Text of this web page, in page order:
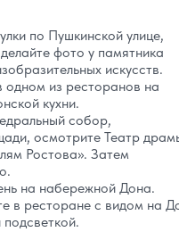
по Пушкинской улице,
фото у памятника
искусств.
одном из ресторанов на
кухни.
собор,
осмотрите Театр
Ростова». Затем
на набережной Дона.
в ресторане с видом на